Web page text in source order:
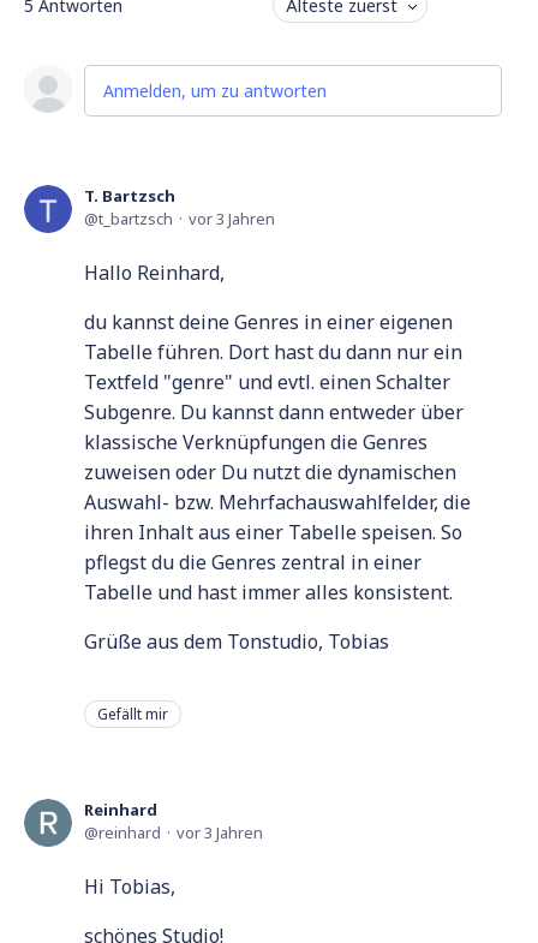
5 Antworten Älteste zuerst
Anmelden, um zu antworten
T. Bartzsch
t_bartzsch
vor 3 Jahren
Hallo Reinhard,
du kannst deine Genres in einer eigenen
Tabelle führen. Dort hast du dann nur ein
Textfeld "genre" und evtl. einen Schalter
Subgenre. Du kannst dann entweder über
klassische Verknüpfungen die Genres
zuweisen oder Du nutzt die dynamischen
Auswahl- bzw. Mehrfachauswahlfelder, die
ihren Inhalt aus einer Tabelle speisen. So
pflegst du die Genres zentral in einer
Tabelle und hast immer alles konsistent.
Grüße aus dem Tonstudio, Tobias
Gefällt mir
Reinhard
reinhard
vor 3 Jahren
Hi Tobias,
schönes Studio!